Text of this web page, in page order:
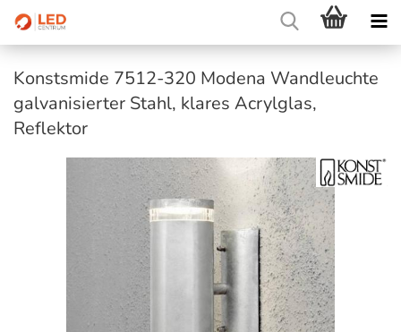
Konstsmide 7512-320 Modena Wandleuchte
galvanisierter Stahl, klares Acrylglas,
Reflektor